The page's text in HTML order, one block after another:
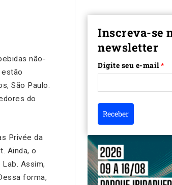
não-
São Paulo.
do
Privée da
Ainda, o
Assim,
forma,
Inscreva-se
newsletter
Digite seu e-mail*
Receber